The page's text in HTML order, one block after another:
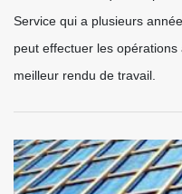
Service qui a plusieurs
peut effectuer les
meilleur rendu de travail.